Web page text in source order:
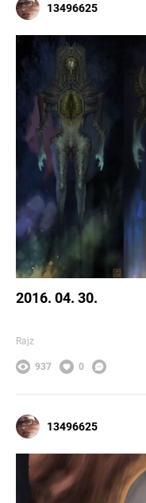
13496625
2016. 04. 30.
Rajz
937 0
13496625